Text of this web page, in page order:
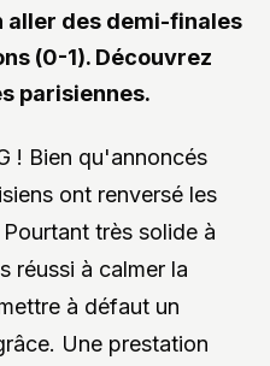
aller des demi-finales
(0-1). Découvrez
parisiennes.
! Bien qu'annoncés
ont renversé les
très solide à
réussi à calmer la
à défaut un
Une prestation